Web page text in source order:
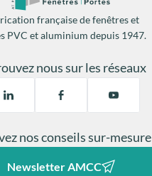
française de fenêtres et
PVC et aluminium depuis 1947.
nous sur les réseaux
nos conseils sur-mesure
Newsletter AMCC